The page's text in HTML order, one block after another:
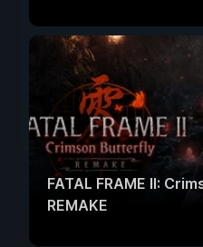
FATAL FRAME II:
REMAKE